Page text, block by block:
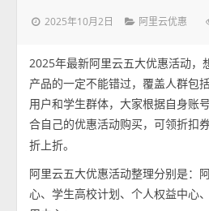
2025年10月2日 阿里云优惠
2025年最新阿里云五大优惠活动，
产品的一定不能错过，覆盖人群包
用户和学生群体，大家根据自身账
合自己的优惠活动购买，可领折扣
折上折。
阿里云五大优惠活动整理分别是：
心、学生高校计划、个人权益中心